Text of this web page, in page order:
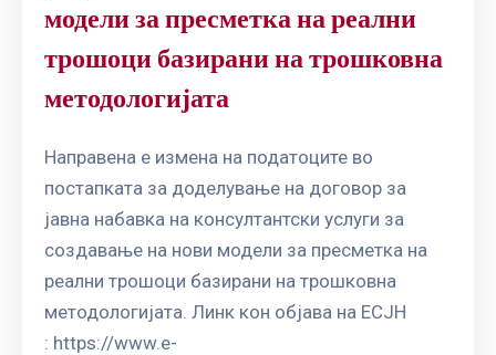
модели за пресметка на реални
трошоци базирани на трошковна
методологијата
Направена е измена на податоците во
постапката за доделување на договор за
јавна набавка на консултантски услуги за
создавање на нови модели за пресметка на
реални трошоци базирани на трошковна
методологијата. Линк кон објава на ЕСЈН
: https://www.e-